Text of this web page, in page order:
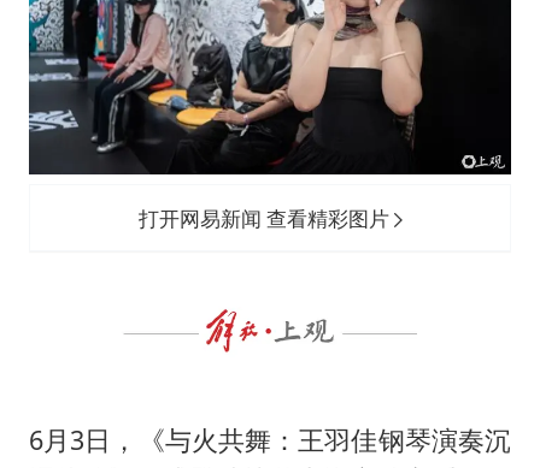
汕头市政府被约谈
打开网易新闻 查看精彩图片
6月3日，《与火共舞：王羽佳钢琴演奏沉